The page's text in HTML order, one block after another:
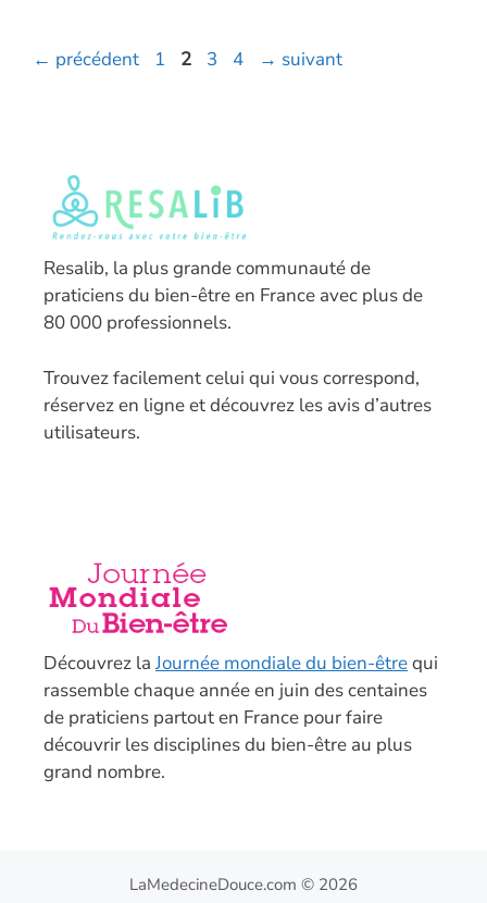
← précédent Page
1 Page
2 Page
3 Page
4 → suivant
Resalib, la plus grande communauté de
praticiens du bien-être en France avec plus de
80 000 professionnels.
Trouvez facilement celui qui vous correspond,
réservez en ligne et découvrez les avis d’autres
utilisateurs.
Découvrez laJournée mondiale du bien-êtrequi
rassemble chaque année en juin des centaines
de praticiens partout en France pour faire
découvrir les disciplines du bien-être au plus
grand nombre.
LaMedecineDouce.com © 2026